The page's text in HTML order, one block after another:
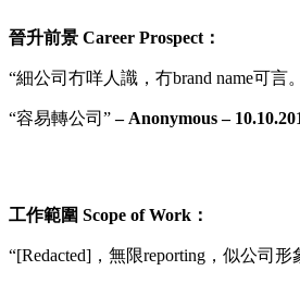
晉升前景 Career Prospect：
“細公司冇咩人識，冇brand name可言
“容易轉公司”– Anonymous –
工作範圍 Scope of Work：
“[Redacted]，無限reporting，似公司